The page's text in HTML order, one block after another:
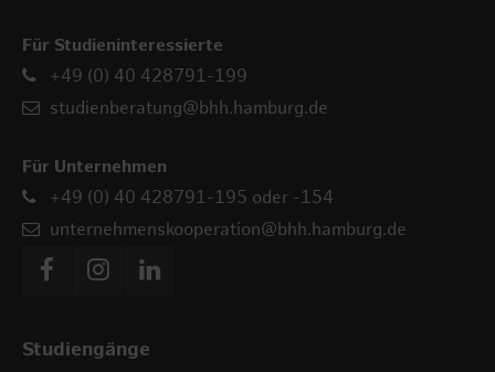
Für Studieninteressierte
+49 (0) 40 428791-199
studienberatung@bhh.hamburg.de
Für Unternehmen
+49 (0) 40 428791-195 oder -154
unternehmenskooperation@bhh.hamburg.de
Studiengänge